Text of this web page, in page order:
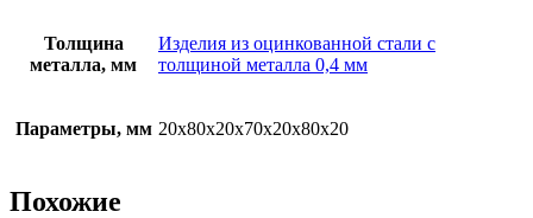
Толщина
металла, мм
Изделия из оцинкованной стали с
толщиной металла 0,4 мм
Параметры, мм 20х80х20х70х20х80х20
Похожие